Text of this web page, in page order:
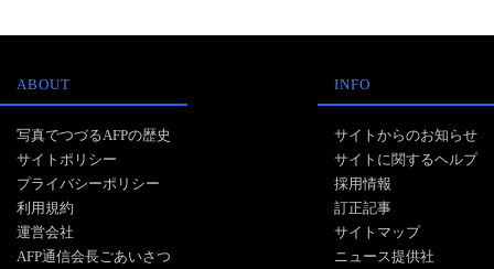
ABOUT
写真でつづるAFPの歴史
サイトポリシー
プライバシーポリシー
利用規約
運営会社
AFP通信会長ごあいさつ
INFO
サイトからのお知らせ
サイトに関するヘルプ
採用情報
訂正記事
サイトマップ
ニュース提供社